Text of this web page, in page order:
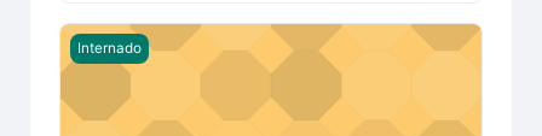
Capacitación Ministerial Internado Virtual
Internado